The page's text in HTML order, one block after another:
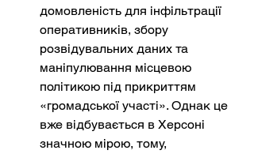
домовленість для інфільтрації
оперативників, збору
розвідувальних даних та
маніпулювання місцевою
політикою під прикриттям
«громадської участі». Однак це
вже відбувається в Херсоні
значною мірою, тому,